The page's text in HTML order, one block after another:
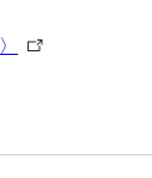
外